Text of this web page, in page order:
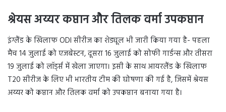
श्रेयस अय्यर कप्तान और तिलक वर्मा उपकप्तान
इंग्लैंड के खिलाफ ODI सीरीज का शेड्यूल भी जारी किया गया है- पहला
मैच 14 जुलाई को एजबेस्टन, दूसरा 16 जुलाई को सोफी गार्डन्स और तीसरा
19 जुलाई को लॉर्ड्स में खेला जाएगा। इसी के साथ आयरलैंड के खिलाफ
T20 सीरीज के लिए भी भारतीय टीम की घोषणा की गई है, जिसमें श्रेयस
अय्यर को कप्तान और तिलक वर्मा को उपकप्तान बनाया गया है।